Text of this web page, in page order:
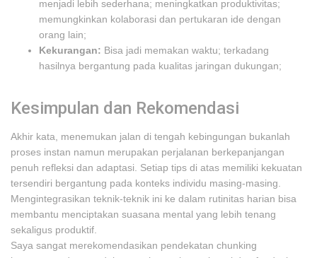
menjadi lebih sederhana; meningkatkan produktivitas;
memungkinkan kolaborasi dan pertukaran ide dengan
orang lain;
Kekurangan: Bisa jadi memakan waktu; terkadang
hasilnya bergantung pada kualitas jaringan dukungan;
Kesimpulan dan Rekomendasi
Akhir kata, menemukan jalan di tengah kebingungan bukanlah
proses instan namun merupakan perjalanan berkepanjangan
penuh refleksi dan adaptasi. Setiap tips di atas memiliki kekuatan
tersendiri bergantung pada konteks individu masing-masing.
Mengintegrasikan teknik-teknik ini ke dalam rutinitas harian bisa
membantu menciptakan suasana mental yang lebih tenang
sekaligus produktif.
Saya sangat merekomendasikan pendekatan chunking